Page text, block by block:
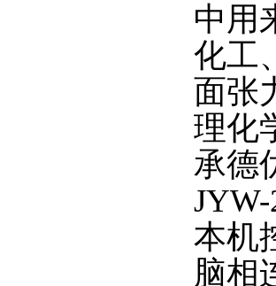
中用
化工
面张
理化
承德
本机
脑相